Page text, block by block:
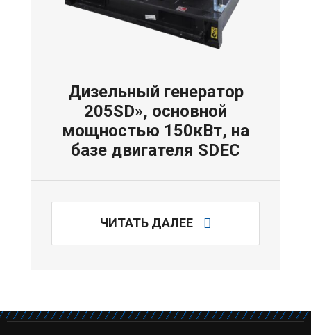
Дизельный генератор
205SD», основной
мощностью 150кВт, на
базе двигателя SDEC
ЧИТАТЬ ДАЛЕЕ